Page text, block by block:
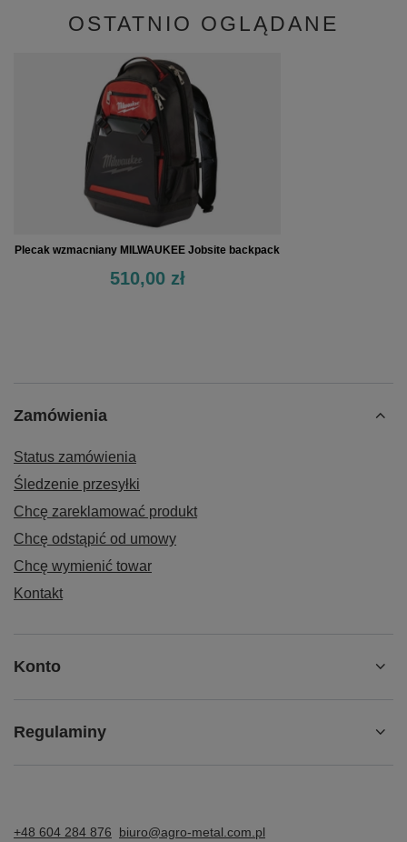
OSTATNIO OGLĄDANE
Plecak wzmacniany MILWAUKEE Jobsite backpack
510,00 zł
Zamówienia
Status zamówienia
Śledzenie przesyłki
Chcę zareklamować produkt
Chcę odstąpić od umowy
Chcę wymienić towar
Kontakt
Konto
Regulaminy
+48 604 284 876 biuro@agro-metal.com.pl